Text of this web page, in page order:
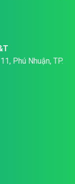
Phú Nhuận, TP.